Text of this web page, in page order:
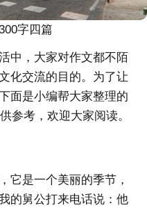
字四篇
中，大家对作文都不陌
化交流的目的。为了让
面是小编帮大家整理的
参考，欢迎大家阅读。
它是一个美丽的季节，
的舅公打来电话说：他